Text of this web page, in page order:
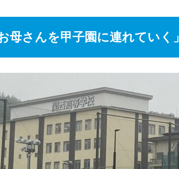
母さんを甲子園に連れていく」